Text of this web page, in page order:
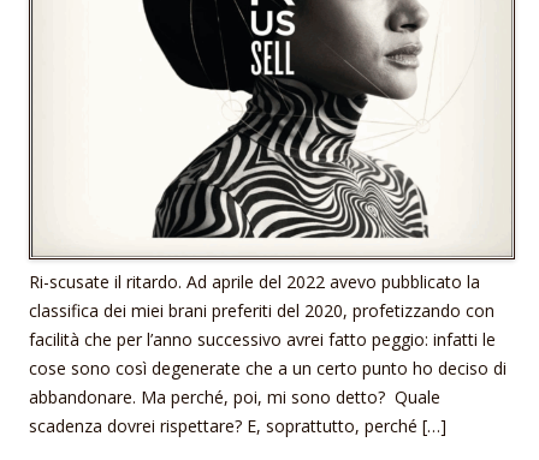
Ri-scusate il ritardo. Ad aprile del 2022 avevo pubblicato la
classifica dei miei brani preferiti del 2020, profetizzando con
facilità che per l’anno successivo avrei fatto peggio: infatti le
cose sono così degenerate che a un certo punto ho deciso di
abbandonare. Ma perché, poi, mi sono detto? Quale
scadenza dovrei rispettare? E, soprattutto, perché […]